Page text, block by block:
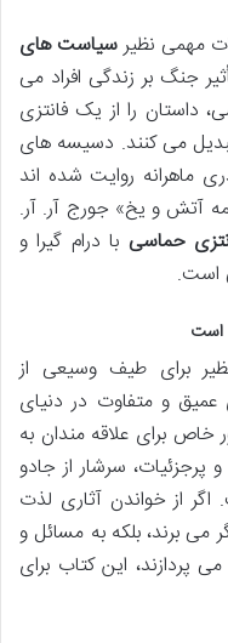
مهمی نظیرسیاست های
جنگ بر زندگی افراد می
داستان را از یک فانتزی
تبدیل می کنند. دسیسه های
ماهرانه روایت شده اند
آتش و یخ» جورج آر. آر.
حماسی با درام گیرا و
است.
است
برای طیف وسیعی از
عمیق و متفاوت در دنیای
برای علاقه مندان به
سرشار از جادو
از خواندن آثاری لذت
می برند، بلکه به مسائل و
پردازند، این کتاب برای